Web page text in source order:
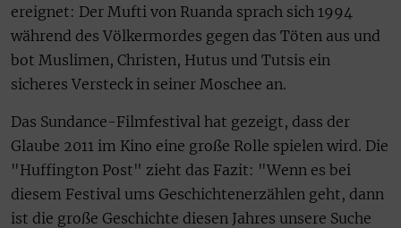
ereignet: Der Mufti von Ruanda sprach sich 1994
während des Völkermordes gegen das Töten aus und
bot Muslimen, Christen, Hutus und Tutsis ein
sicheres Versteck in seiner Moschee an.
Das Sundance-Filmfestival hat gezeigt, dass der
Glaube 2011 im Kino eine große Rolle spielen wird. Die
"Huffington Post" zieht das Fazit: "Wenn es bei
diesem Festival ums Geschichtenerzählen geht, dann
ist die große Geschichte diesen Jahres unsere Suche